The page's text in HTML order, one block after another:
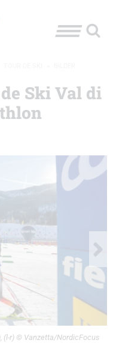
Ski Val di
(l-r) © Vanzetta/NordicFocus